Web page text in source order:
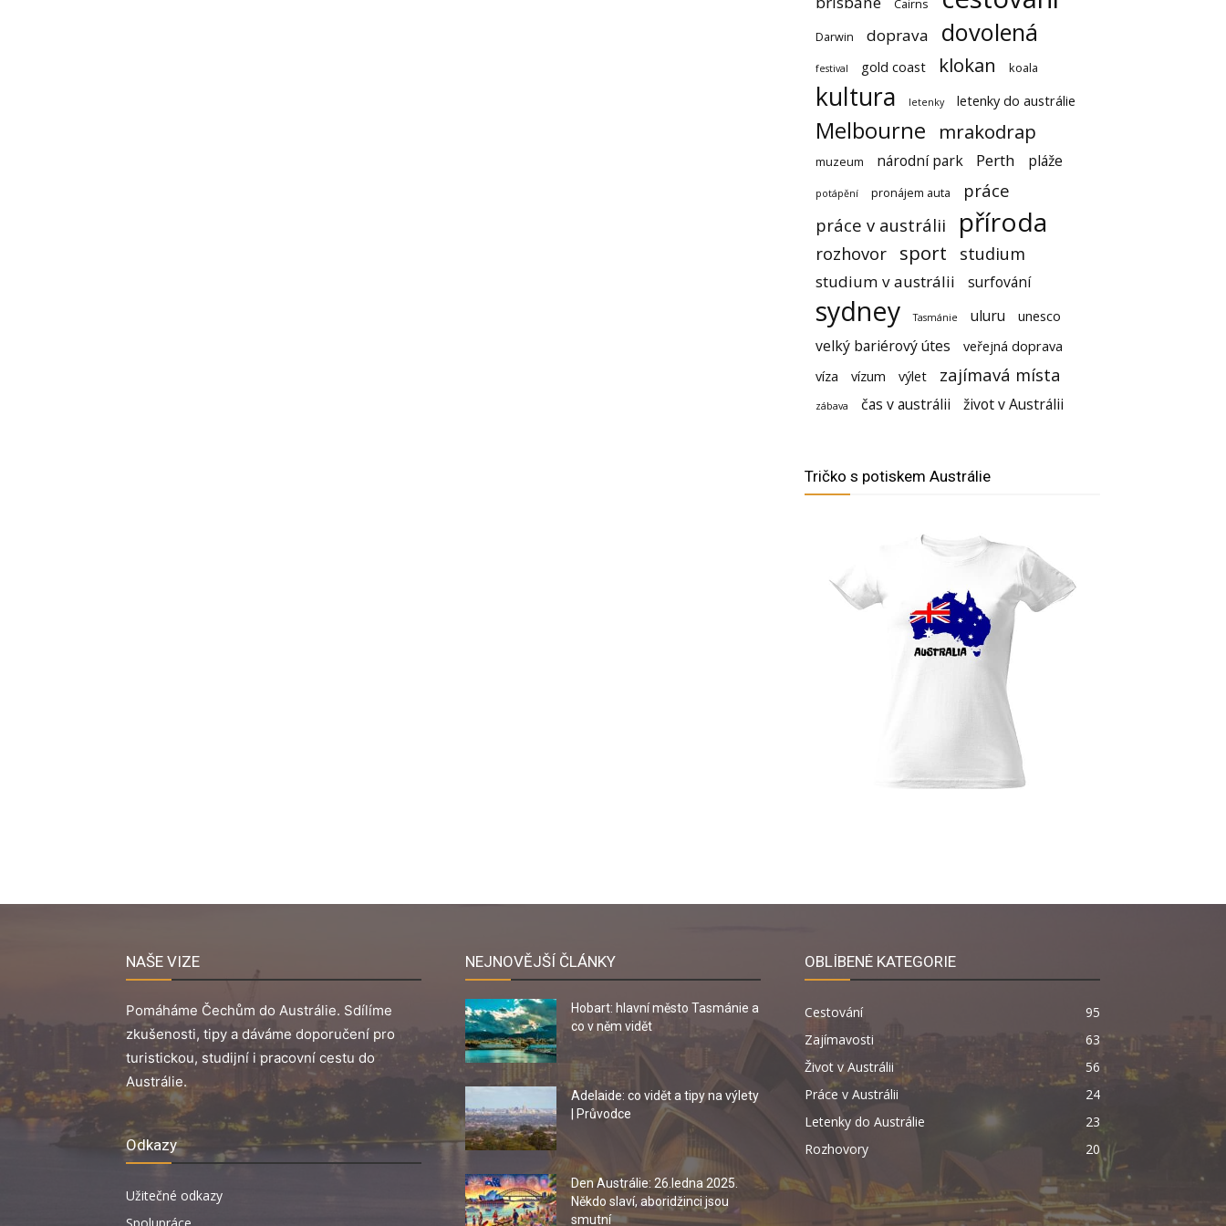
Cairns
Darwin doprava dovolená
festival gold coast klokan koala
kultura letenky letenky do austrálie
Melbourne mrakodrap
muzeum národní park Perth pláže
potápění pronájem auta
práce
práce v austrálii
příroda
rozhovor sport studium
studium v austrálii surfování
sydney Tasmánie uluru unesco
velký bariérový útes
veřejná doprava
víza
vízum výlet zajímavá místa
zábava čas v austrálii život v Austrálii
Tričko s potiskem Austrálie
NAŠE VIZE
Pomáháme Čechům do Austrálie. Sdílíme
zkušenosti, tipy a dáváme doporučení pro
turistickou, studijní i pracovní cestu do
Austrálie.
Odkazy
Užitečné odkazy
NEJNOVĚJŠÍ ČLÁNKY
Hobart: hlavní město Tasmánie a
co v něm vidět
Adelaide: co vidět a tipy na výlety
| Průvodce
Den Austrálie: 26.ledna 2025.
Někdo slaví, aboridžinci jsou
smutní
OBLÍBENÉ KATEGORIE
Cestování
95
Zajímavosti
63
Život v Austrálii
56
Práce v Austrálii
24
Letenky do Austrálie
23
Rozhovory
20